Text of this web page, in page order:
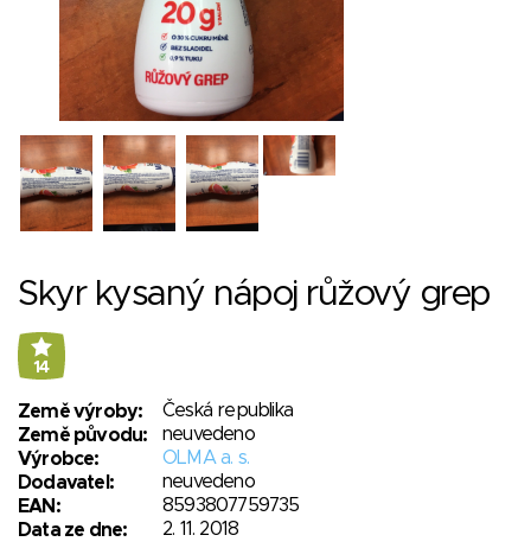
Skyr kysaný nápoj růžový grep
14
Země výroby:
Česká republika
Země původu:
neuvedeno
Výrobce:
OLMA a. s.
Dodavatel:
neuvedeno
EAN:
8593807759735
Data ze dne:
2. 11. 2018